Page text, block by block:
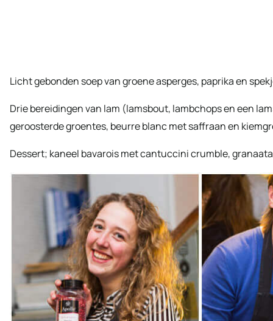
Licht gebonden soep van groene asperges, paprika en
Drie bereidingen van lam (lamsbout, lambchops en een
geroosterde groentes, beurre blanc met saffraan en
Dessert; kaneel bavarois met cantuccini crumble,